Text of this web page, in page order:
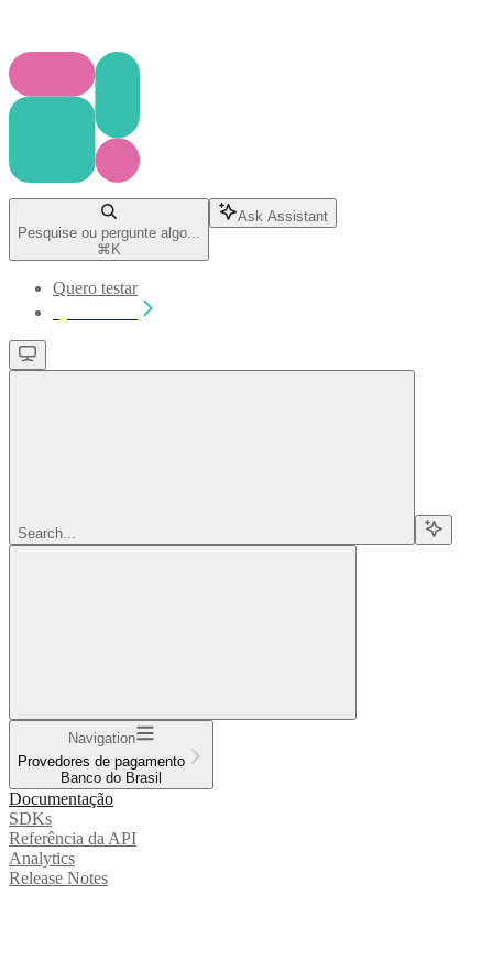
Pesquise ou pergunte algo...
⌘ K
Ask Assistant
Quero testar
Search...
Navigation
Provedores de pagamento
Banco do Brasil
Documentação
SDKs
Referência da API
Analytics
Release Notes